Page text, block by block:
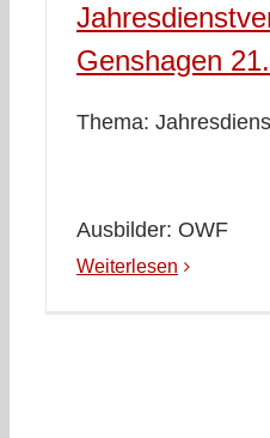
Genshagen
Thema:
Ausbilder: OWF
Weiterlesen